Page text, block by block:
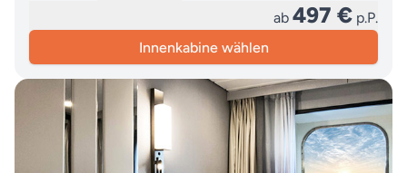
ab 497 € p.P.
Innenkabine wählen